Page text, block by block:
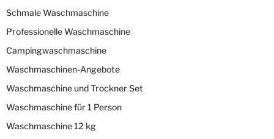
Schmale Waschmaschine
Professionelle Waschmaschine
Campingwaschmaschine
Waschmaschinen-Angebote
Waschmaschine und Trockner Set
Waschmaschine für 1 Person
Waschmaschine 12 kg